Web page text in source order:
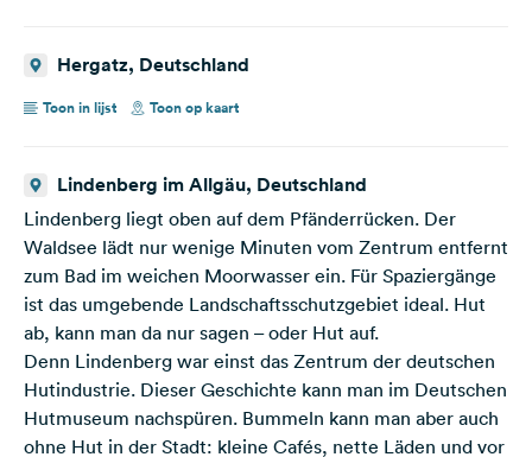
Hergatz, Deutschland
Toon in lijst Toon op kaart
Lindenberg im Allgäu, Deutschland
Lindenberg liegt oben auf dem Pfänderrücken. Der
Waldsee lädt nur wenige Minuten vom Zentrum entfernt
zum Bad im weichen Moorwasser ein. Für Spaziergänge
ist das umgebende Landschaftsschutzgebiet ideal. Hut
ab, kann man da nur sagen – oder Hut auf.
Denn Lindenberg war einst das Zentrum der deutschen
Hutindustrie. Dieser Geschichte kann man im Deutschen
Hutmuseum nachspüren. Bummeln kann man aber auch
ohne Hut in der Stadt: kleine Cafés, nette Läden und vor